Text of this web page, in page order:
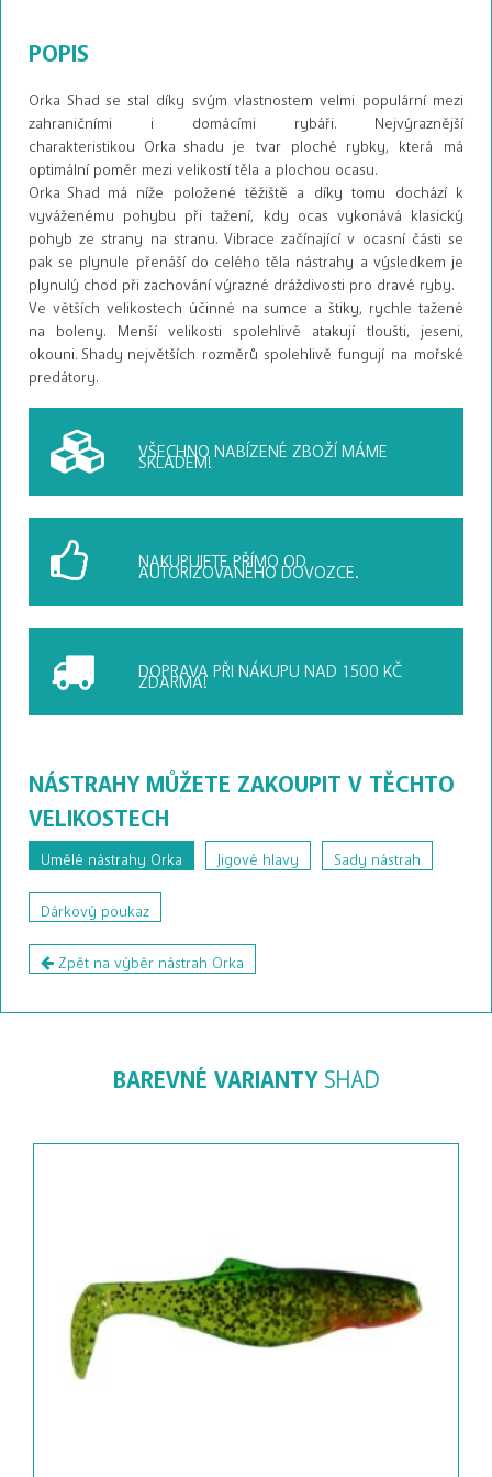
POPIS
Orka Shad se stal díky svým vlastnostem velmi populární mezi
zahraničními i domácími rybáři. Nejvýraznější
charakteristikou Orka shadu je tvar ploché rybky, která má
optimální poměr mezi velikostí těla a plochou ocasu.
Orka Shad má níže položené těžiště a díky tomu dochází k
vyváženému pohybu při tažení, kdy ocas vykonává klasický
pohyb ze strany na stranu. Vibrace začínající v ocasní části se
pak se plynule přenáší do celého těla nástrahy a výsledkem je
plynulý chod při zachování výrazné dráždivosti pro dravé ryby.
Ve větších velikostech účinné na sumce a štiky, rychle tažené
na boleny. Menší velikosti spolehlivě atakují tloušti, jeseni,
okouni. Shady největších rozměrů spolehlivě fungují na mořské
predátory.
VŠECHNO NABÍZENÉ ZBOŽÍ MÁME
SKLADEM!
NAKUPUJETE PŘÍMO OD
AUTORIZOVANÉHO DOVOZCE.
DOPRAVA PŘI NÁKUPU NAD 1500 KČ
ZDARMA!
NÁSTRAHY MŮŽETE ZAKOUPIT V TĚCHTO
VELIKOSTECH
Umělé nástrahy Orka Jigové hlavy Sady nástrah
Dárkový poukaz
Zpět na výběr nástrah Orka
BAREVNÉ VARIANTY SHAD